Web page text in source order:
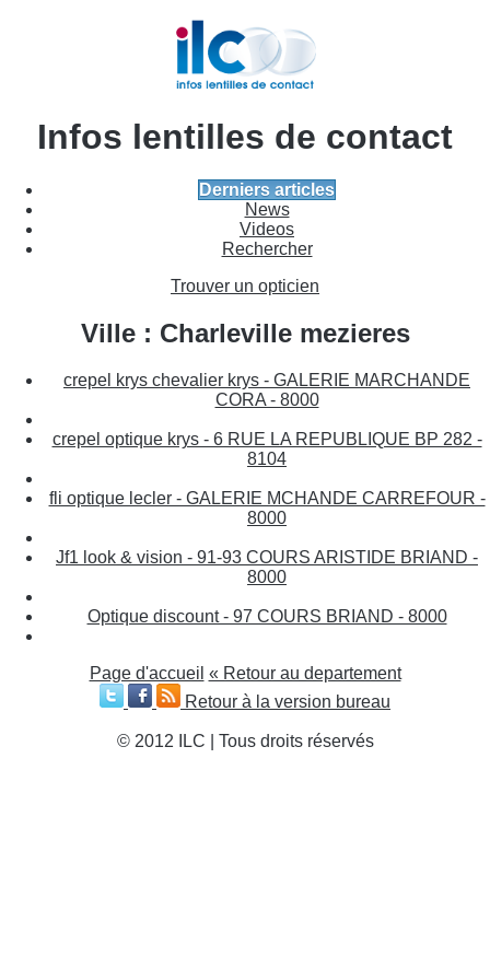
Infos lentilles de contact
Derniers articles
News
Videos
Rechercher
Trouver un opticien
Ville : Charleville mezieres
crepel krys chevalier krys - GALERIE MARCHANDE
CORA - 8000
crepel optique krys - 6 RUE LA REPUBLIQUE BP 282 -
8104
fli optique lecler - GALERIE MCHANDE CARREFOUR -
8000
Jf1 look & vision - 91-93 COURS ARISTIDE BRIAND -
8000
Optique discount - 97 COURS BRIAND - 8000
Page d'accueil « Retour au departement
Retour à la version bureau
© 2012 ILC | Tous droits réservés